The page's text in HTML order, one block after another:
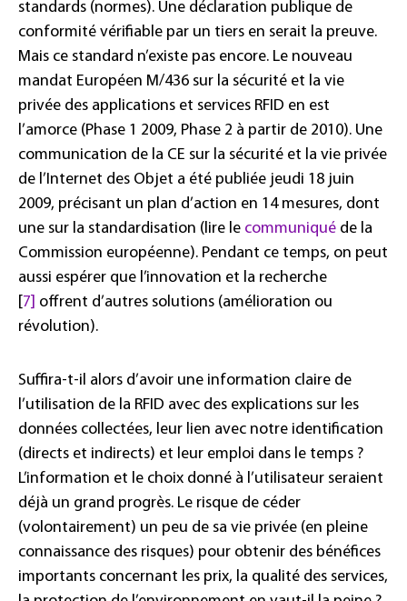
standards (normes). Une déclaration publique de
conformité vérifiable par un tiers en serait la preuve.
Mais ce standard n’existe pas encore. Le nouveau
mandat Européen M/436 sur la sécurité et la vie
privée des applications et services RFID en est
l’amorce (Phase 1 2009, Phase 2 à partir de 2010). Une
communication de la CE sur la sécurité et la vie privée
de l’Internet des Objet a été publiée jeudi 18 juin
2009, précisant un plan d’action en 14 mesures, dont
une sur la standardisation (lire le communiqué de la
Commission européenne). Pendant ce temps, on peut
aussi espérer que l’innovation et la recherche
[7] offrent d’autres solutions (amélioration ou
révolution).
Suffira-t-il alors d’avoir une information claire de
l’utilisation de la RFID avec des explications sur les
données collectées, leur lien avec notre identification
(directs et indirects) et leur emploi dans le temps ?
L’information et le choix donné à l’utilisateur seraient
déjà un grand progrès. Le risque de céder
(volontairement) un peu de sa vie privée (en pleine
connaissance des risques) pour obtenir des bénéfices
importants concernant les prix, la qualité des services,